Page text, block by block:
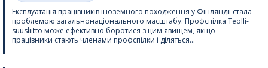
Експлуатація працівників іноземного походження у Фінляндії стала
проблемою загальнонаціонального масштабу. Профспілка Teol­li­
suus­liitto може ефективно боротися з цим явищем, якщо
працівники стають членами профспілки і діляться...